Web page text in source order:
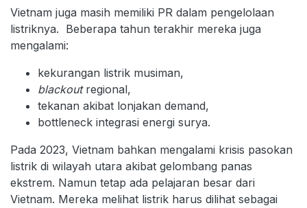
Vietnam juga masih memiliki PR dalam pengelolaan
listriknya. Beberapa tahun terakhir mereka juga
mengalami:
kekurangan listrik musiman,
blackoutregional,
tekanan akibat lonjakan demand,
bottleneck integrasi energi surya.
Pada 2023, Vietnam bahkan mengalami krisis pasokan
listrik di wilayah utara akibat gelombang panas
ekstrem. Namun tetap ada pelajaran besar dari
Vietnam. Mereka melihat listrik harus dilihat sebagai